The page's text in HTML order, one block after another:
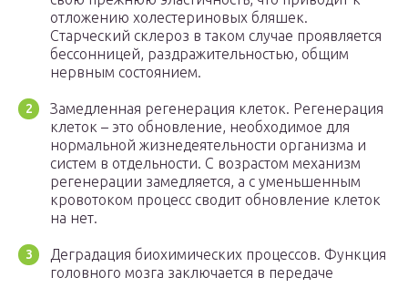
отложению холестериновых бляшек.
Старческий склероз в таком случае проявляется
бессонницей, раздражительностью, общим
нервным состоянием.
Замедленная регенерация клеток. Регенерация
клеток – это обновление, необходимое для
нормальной жизнедеятельности организма и
систем в отдельности. С возрастом механизм
регенерации замедляется, а с уменьшенным
кровотоком процесс сводит обновление клеток
на нет.
Деградация биохимических процессов. Функция
головного мозга заключается в передаче